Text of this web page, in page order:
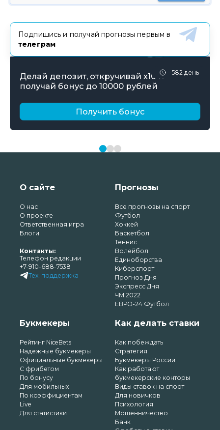
Подпишись и получай прогнозы первым в
телеграм
-582 день
Делай депозит, откручивай х10 и
получай бонус до 10000 рублей
Получить бонус
О сайте
О нас
О проекте
Ответственная игра
Блоги
Контакты:
Телефон редакции
+7-910-688-7538
Тех. поддержка
Прогнозы
Все прогнозы на спорт
Футбол
Хоккей
Баскетбол
Теннис
Волейбол
Единоборства
Киберспорт
Прогноз Дня
Экспресс Дня
ЧМ 2022
ЕВРО-24 Футбол
Букмекеры
Рейтинг NiceBets
Надежные букмекеры
Официальные букмекеры
С фрибетом
По бонусу
Для мобильных
По коэффициентам
Live
Для статистики
Как делать ставки
Как побеждать
Стратегия
Букмекеры России
Как работают
букмекерские конторы
Виды ставок на спорт
Для новичков
Психология
Мошенничество
Банк